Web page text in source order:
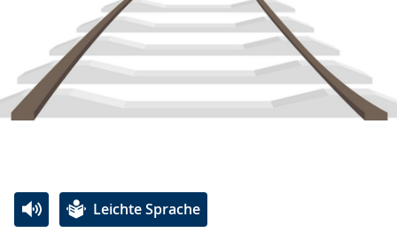
Leichte Sprache